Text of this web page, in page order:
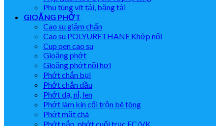
Phụ tùng vít tải, băng tải
GIOĂNG PHỚT
Cao su giảm chấn
Cao su POLYURETHANE Khớp nối
Cup pen cao su
Gioăng phớt
Gioăng phớt nồi hơi
Phớt chắn bụi
Phớt chắn dầu
Phớt dạ, nỉ, len
Phớt làm kín cối trộn bê tông
Phớt mặt chà
Phớt nắp, phớt cuối trục EC/VK